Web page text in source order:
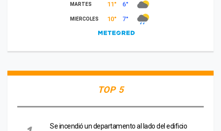
TOP 5
Se incendió un departamento al lado del edificio